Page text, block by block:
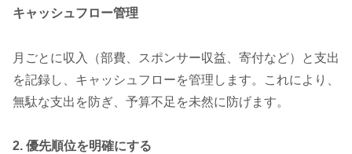
キャッシュフロー管理
月ごとに収入（部費、スポンサー収益、寄付など）と支出
を記録し、キャッシュフローを管理します。これにより、
無駄な支出を防ぎ、予算不足を未然に防げます。
2. 優先順位を明確にする